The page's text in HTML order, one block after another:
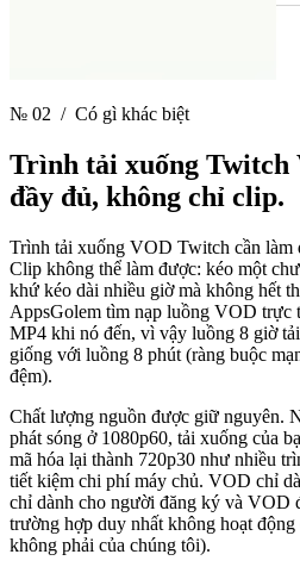
№ 02 / Có gì khác biệt
Trình tải xuống
đầy đủ, không chỉ clip.
Trình tải xuống VOD Twitch cần làm
Clip không thể làm được: kéo một
khứ kéo dài nhiều giờ mà không hết
AppsGolem tìm nạp luồng VOD trực
MP4 khi nó đến, vì vậy luồng 8 giờ
giống với luồng 8 phút (ràng buộc
đệm).
Chất lượng nguồn được giữ nguyên.
phát sóng ở 1080p60, tải xuống của
mã hóa lại thành 720p30 như nhiều
tiết kiệm chi phí máy chủ. VOD chỉ
chỉ dành cho người đăng ký và VOD
trường hợp duy nhất không hoạt
không phải của chúng tôi).